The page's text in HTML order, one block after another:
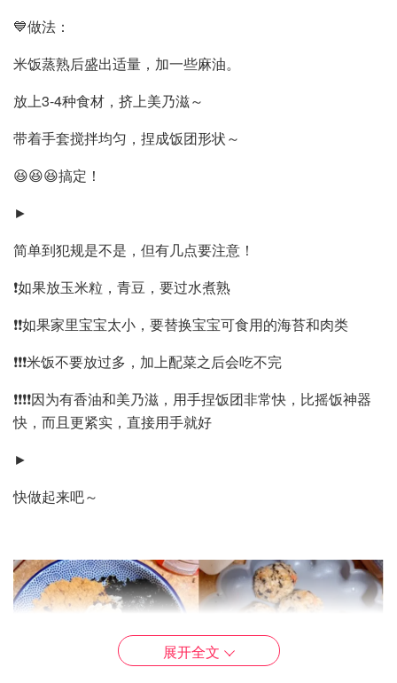
💙做法：
米饭蒸熟后盛出适量，加一些麻油。
放上3-4种食材，挤上美乃滋～
带着手套搅拌均匀，捏成饭团形状～
😆😆😆搞定！
►
简单到犯规是不是，但有几点要注意！
❗️如果放玉米粒，青豆，要过水煮熟
❗️❗️如果家里宝宝太小，要替换宝宝可食用的海苔和肉类
❗️❗️❗️米饭不要放过多，加上配菜之后会吃不完
❗️❗️❗️❗️因为有香油和美乃滋，用手捏饭团非常快，比摇饭神器
快，而且更紧实，直接用手就好
►
快做起来吧～
展开全文